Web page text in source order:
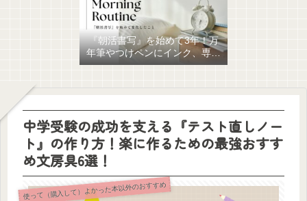
『朝活書写』を始めて3年！万
年筆やつけペンにインク、専用
ノート、毎日が充実していま
中学受験の成功を支える『テスト直しノー
ト』の作り方！楽に作るための最強おすす
め文房具6選！
使って（購入して）よかった本以外のおすすめ